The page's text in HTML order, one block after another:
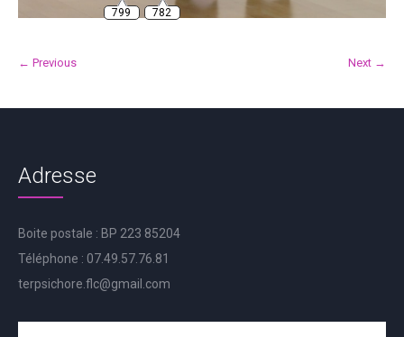
← Previous Next →
Adresse
Boite postale : BP 223 85204
Téléphone : 07.49.57.76.81
terpsichore.flc@gmail.com